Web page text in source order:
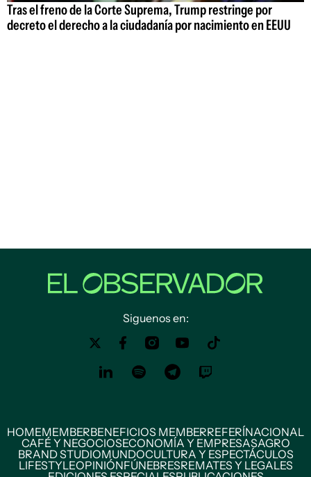
Tras el freno de la Corte Suprema, Trump restringe por
decreto el derecho a la ciudadanía por nacimiento en EEUU
Siguenos en:
HOMEMEMBERBENEFICIOS MEMBERREFERÍNACIONAL
CAFÉ Y NEGOCIOSECONOMÍA Y EMPRESASAGRO
BRAND STUDIOMUNDOCULTURA Y ESPECTÁCULOS
LIFESTYLEOPINIÓNFÚNEBRESREMATES Y LEGALES